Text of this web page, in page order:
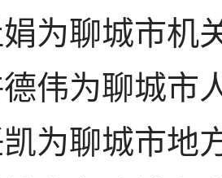
聊城市机
为聊城市人
聊城市地方